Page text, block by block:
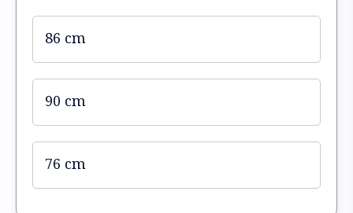
86 cm
90 cm
76 cm